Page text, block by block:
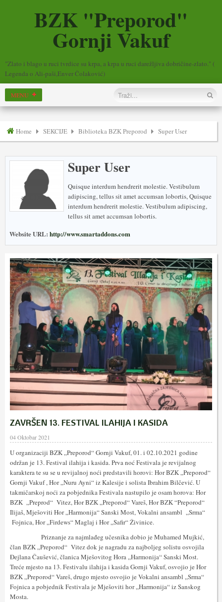
BZK "Preporod"
Gornji Vakuf
"Zlato i blago u ruci tvrdice su krpa, a krpa u ruci darežljiva dobričine-zlato." (
Legenda o Ali-paši,Enver Čolaković)
Home SEKCIJE Biblioteka BZK Preporod Super User
Super User
Quisque interdum hendrerit molestie. Vestibulum
adipiscing, tellus sit amet accumsan lobortis, Quisque
interdum hendrerit molestie. Vestibulum adipiscing,
tellus sit amet accumsan lobortis.
Website URL: http://www.smartaddons.com
ZAVRŠEN 13. FESTIVAL ILAHIJA I KASIDA
04 Oktobar 2021
U organizaciji BZK „Preporod“ Gornji Vakuf, 01. i 02.10.2021 godine
održan je 13. Festival ilahija i kasida. Prva noć Festivala je revijalnog
karaktera te su se u revijalnoj noći predstavili horovi: Hor BZK „Preporod“
Gornji Vakuf , Hor „Nuru Ayni“ iz Kalesije i solista Ibrahim Bilčević. U
takmičarskoj noći za pobjednika Festivala nastupilo je osam horova: Hor
BZK „Preprod“ Vitez, Hor BZK „Preporod“ Vareš, Hor BZK “Preporod“
Ilijaš, Mješoviti Hor „Harmonija“ Sanski Most, Vokalni ansambl „Srma“
Fojnica, Hor „Firdews“ Maglaj i Hor „Safir“ Živinice.
Priznanje za najmlađeg učesnika dobio je Muhamed Mujkić,
član BZK „Preporod“ Vitez dok je nagradu za najboljeg solistu osvojila
Đejlana Čaušević, članica Mješovitog Hora „Harmonija“ Sanski Most.
Treće mjesto na 13. Festivalu ilahija i kasida Gornji Vakuf, osvojio je Hor
BZK „Preporod“ Vareš, drugo mjesto osvojio je Vokalni ansambl „Srma“
Fojnica a pobjednik Festivala je Mješoviti hor „Harmonija“ iz Sanskog
Mosta.